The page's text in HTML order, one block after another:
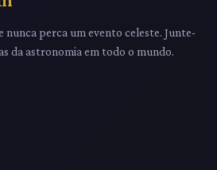
nunca perca um evento celeste. Junte-
da astronomia em todo o mundo.